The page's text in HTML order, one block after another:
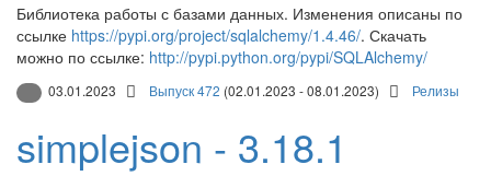
Библиотека работы с базами данных. Изменения описаны по
ссылке https://pypi.org/project/sqlalchemy/1.4.46/. Скачать
можно по ссылке: http://pypi.python.org/pypi/SQLAlchemy/
03.01.2023 Выпуск 472 (02.01.2023 - 08.01.2023) Релизы
simplejson - 3.18.1